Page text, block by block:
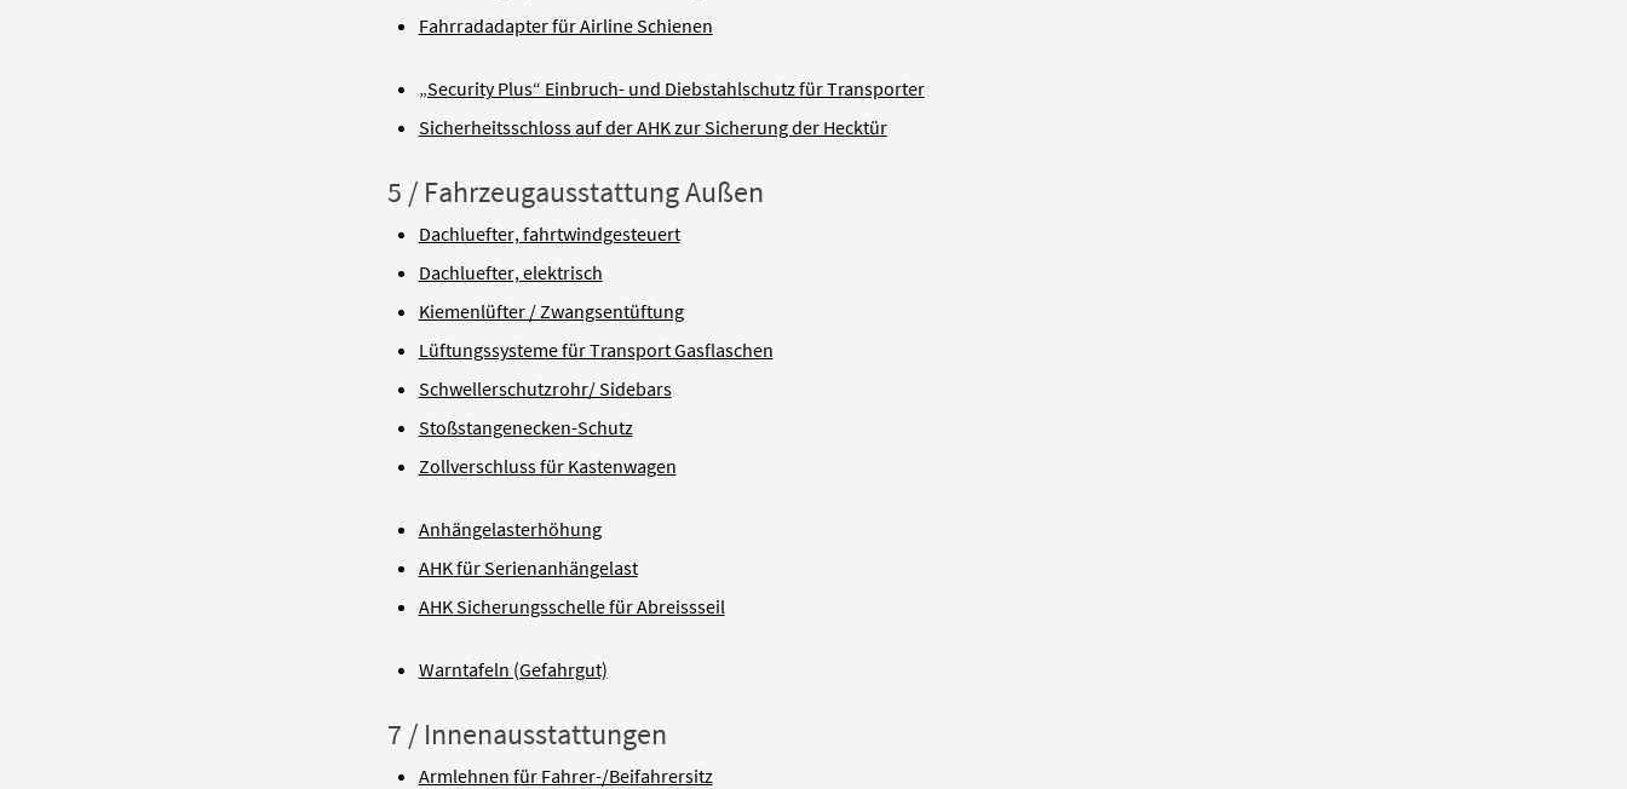
Fahrradadapter für Airline Schienen
„Security Plus“ Einbruch- und Diebstahlschutz für Transporter
Sicherheitsschloss auf der AHK zur Sicherung der Hecktür
5 / Fahrzeugausstattung Außen
Dachluefter, fahrtwindgesteuert
Dachluefter, elektrisch
Kiemenlüfter / Zwangsentüftung
Lüftungssysteme für Transport Gasflaschen
Schwellerschutzrohr/ Sidebars
Stoßstangenecken-Schutz
Zollverschluss für Kastenwagen
Anhängelasterhöhung
AHK für Serienanhängelast
AHK Sicherungsschelle für Abreissseil
Warntafeln (Gefahrgut)
7 / Innenausstattungen
Armlehnen für Fahrer-/Beifahrersitz